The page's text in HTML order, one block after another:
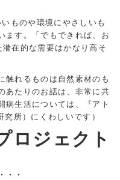
ものや環境にやさしいも
ます。「でもできれば、お
在的な需要はかなり高そ
触れるものは自然素材のも
あたりのお話は、非常に共
病生活については、『アト
所）にくわしいです）
ロジェクト
・・